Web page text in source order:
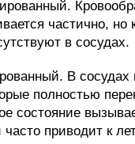
частично, но
в сосудах.
В сосудах
полностью
состояние
часто приводит к